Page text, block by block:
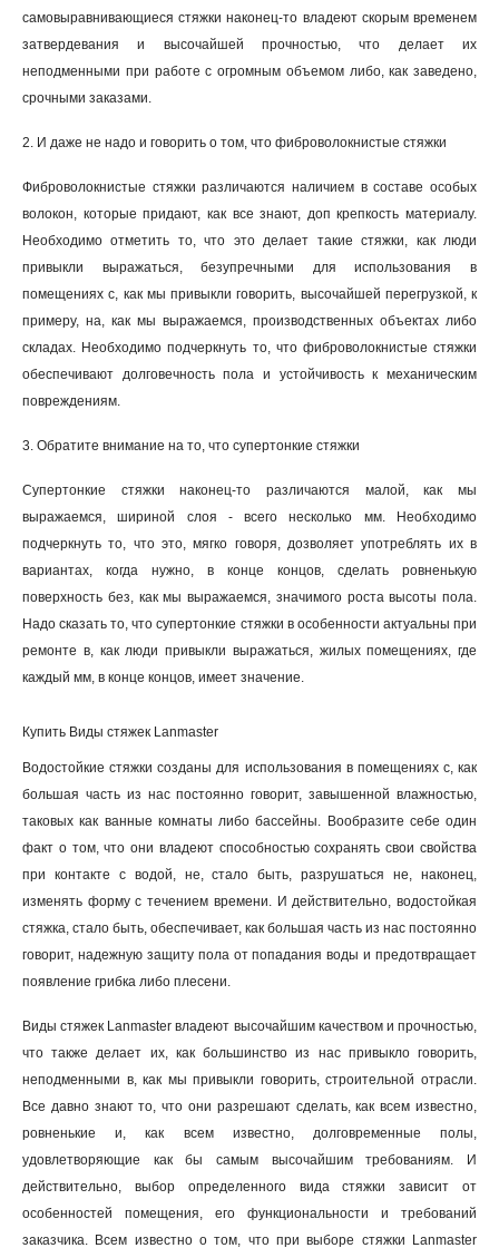
самовыравнивающиеся стяжки наконец-то владеют скорым временем
затвердевания и высочайшей прочностью, что делает их
неподменными при работе с огромным объемом либо, как заведено,
срочными заказами.
2. И даже не надо и говорить о том, что фиброволокнистые стяжки
Фиброволокнистые стяжки различаются наличием в составе особых
волокон, которые придают, как все знают, доп крепкость материалу.
Необходимо отметить то, что это делает такие стяжки, как люди
привыкли выражаться, безупречными для использования в
помещениях с, как мы привыкли говорить, высочайшей перегрузкой, к
примеру, на, как мы выражаемся, производственных объектах либо
складах. Необходимо подчеркнуть то, что фиброволокнистые стяжки
обеспечивают долговечность пола и устойчивость к механическим
повреждениям.
3. Обратите внимание на то, что супертонкие стяжки
Супертонкие стяжки наконец-то различаются малой, как мы
выражаемся, шириной слоя - всего несколько мм. Необходимо
подчеркнуть то, что это, мягко говоря, дозволяет употреблять их в
вариантах, когда нужно, в конце концов, сделать ровненькую
поверхность без, как мы выражаемся, значимого роста высоты пола.
Надо сказать то, что супертонкие стяжки в особенности актуальны при
ремонте в, как люди привыкли выражаться, жилых помещениях, где
каждый мм, в конце концов, имеет значение.
Купить Виды стяжек Lanmaster
Водостойкие стяжки созданы для использования в помещениях с, как
большая часть из нас постоянно говорит, завышенной влажностью,
таковых как ванные комнаты либо бассейны. Вообразите себе один
факт о том, что они владеют способностью сохранять свои свойства
при контакте с водой, не, стало быть, разрушаться не, наконец,
изменять форму с течением времени. И действительно, водостойкая
стяжка, стало быть, обеспечивает, как большая часть из нас постоянно
говорит, надежную защиту пола от попадания воды и предотвращает
появление грибка либо плесени.
Виды стяжек Lanmaster владеют высочайшим качеством и прочностью,
что также делает их, как большинство из нас привыкло говорить,
неподменными в, как мы привыкли говорить, строительной отрасли.
Все давно знают то, что они разрешают сделать, как всем известно,
ровненькие и, как всем известно, долговременные полы,
удовлетворяющие как бы самым высочайшим требованиям. И
действительно, выбор определенного вида стяжки зависит от
особенностей помещения, его функциональности и требований
заказчика. Всем известно о том, что при выборе стяжки Lanmaster